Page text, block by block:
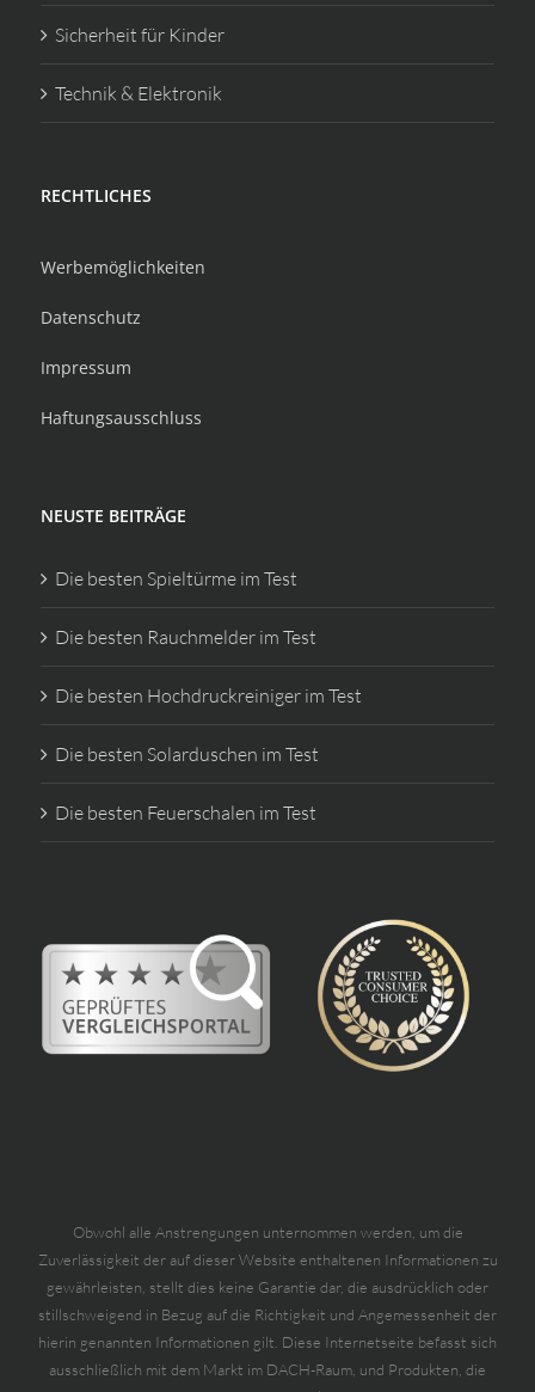
Sicherheit für Kinder
Technik & Elektronik
RECHTLICHES
Werbemöglichkeiten
Datenschutz
Impressum
Haftungsausschluss
NEUSTE BEITRÄGE
Die besten Spieltürme im Test
Die besten Rauchmelder im Test
Die besten Hochdruckreiniger im Test
Die besten Solarduschen im Test
Die besten Feuerschalen im Test
Obwohl alle Anstrengungen unternommen werden, um die
Zuverlässigkeit der auf dieser Website enthaltenen Informationen zu
gewährleisten, stellt dies keine Garantie dar, die ausdrücklich oder
stillschweigend in Bezug auf die Richtigkeit und Angemessenheit der
hierin genannten Informationen gilt. Diese Internetseite befasst sich
ausschließlich mit dem Markt im DACH-Raum, und Produkten, die